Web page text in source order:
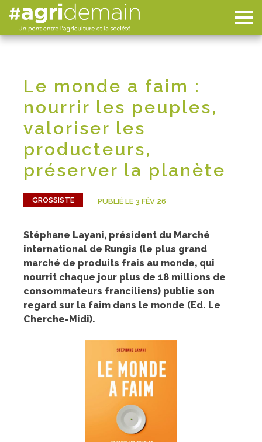
Le monde a faim :
nourrir les peuples,
valoriser les
producteurs,
préserver la planète
GROSSISTE PUBLIÉ LE 3 FÉV 26
Stéphane Layani, président du Marché
international de Rungis (le plus grand
marché de produits frais au monde, qui
nourrit chaque jour plus de 18 millions de
consommateurs franciliens) publie son
regard sur la faim dans le monde (Ed. Le
Cherche-Midi).